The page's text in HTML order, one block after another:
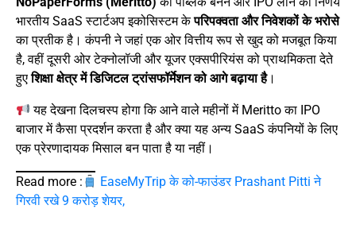
भारतीय SaaS स्टार्टअप इकोसिस्टम केपरिपक्वता और निवेशकों के भरोसे
का प्रतीक है। कंपनी ने जहां एक ओर वित्तीय रूप से खुद को मजबूत किया
है, वहीं दूसरी ओर टेक्नोलॉजी और यूजर एक्सपीरियंस को प्राथमिकता देते
हुएशिक्षा क्षेत्र में डिजिटल ट्रांसफॉर्मेशन को आगे बढ़ाया है।
यह देखना दिलचस्प होगा कि आने वाले महीनों में Meritto का IPO
बाजार में कैसा प्रदर्शन करता है और क्या यह अन्य SaaS कंपनियों के लिए
एक प्रेरणादायक मिसाल बन पाता है या नहीं।
Read more :
EaseMyTrip के को-फाउंडर Prashant Pitti ने
गिरवी रखे 9 करोड़ शेयर,